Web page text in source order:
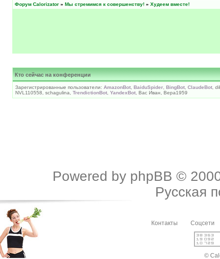
Форум Calorizator » Мы стремимся к совершенству! » Худеем вместе!
Кто сейчас на конференции
Зарегистрированные пользователи: AmazonBot BaiduSpider BingBot ClaudeBot ,
NVL110558, schagulina, TrendictionBot YandexBot , Вас Иван, Вера1959
Powered by phpBB ©
Русская
Контакты Соцсети
©